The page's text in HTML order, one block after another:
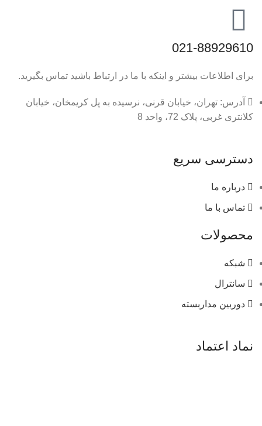
021-88929610
برای اطلاعات بیشتر و اینکه با ما در ارتباط باشید تماس بگیرید.
آدرس: تهران، خیابان قرنی، نرسیده به پل کریمخان، خیابان
کلانتری غربی، پلاک 72، واحد 8
دسترسی سریع
درباره ما
تماس با ما
محصولات
شبکه
سانترال
دوربین مداربسته
نماد اعتماد